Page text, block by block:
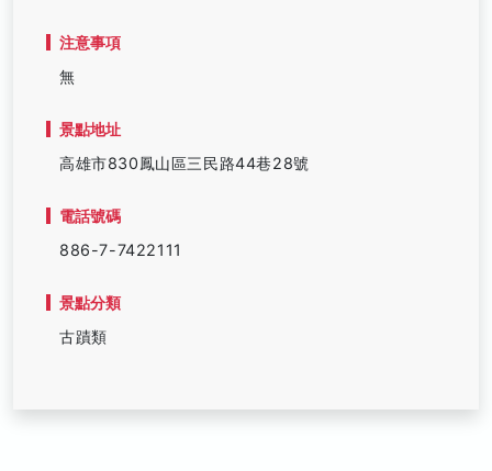
注意事項
無
景點地址
高雄市830鳳山區三民路44巷28號
電話號碼
886-7-7422111
景點分類
古蹟類